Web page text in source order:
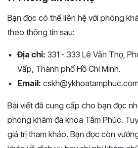
Bạn đọc có thể liên hệ với phòng
theo thông tin sau:
Địa chỉ: 331 - 333 Lê Văn Thọ,
Vấp, Thành phố Hồ Chí Minh.
Email: cskh@ykhoatamphuc.com
Bài viết đã cung cấp cho bạn đọc
phòng khám đa khoa Tâm Phúc.
giá trị tham khảo. Bạn đọc còn